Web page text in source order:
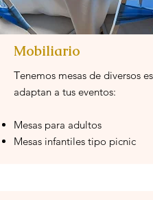
Mobiliario
Tenemos mesas de diversos
adaptan a tus eventos:
Mesas para adultos
Mesas infantiles tipo picnic